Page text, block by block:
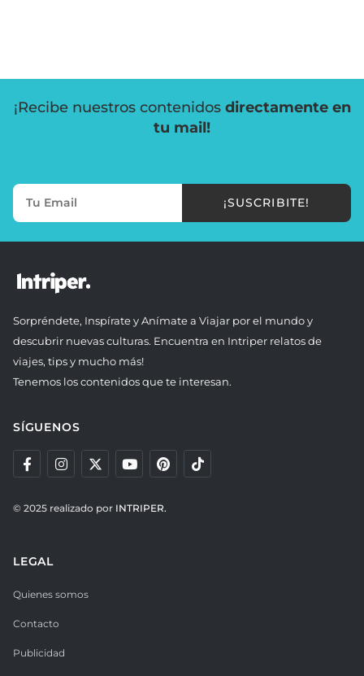
¡Recibe nuestros contenidos directamente en
tu mail!
¡SUSCRIBITE!
Sorpréndete, Inspírate y Anímate a Viajar por el mundo y
descubrir nuevas culturas. Encuentra en Intriper relatos de
viajes, tips y mucho más!
Tenemos los contenidos que te interesan.
SÍGUENOS
© 2025 realizado por INTRIPER.
LEGAL
Quienes somos
Contacto
Publicidad